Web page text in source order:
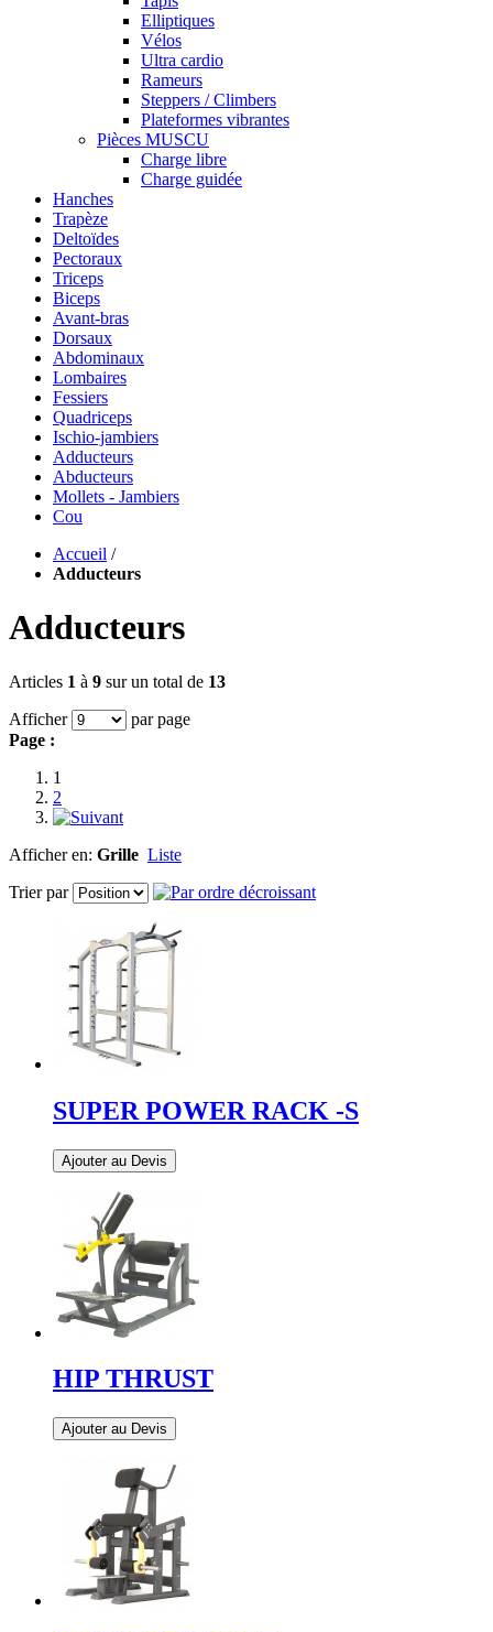
Elliptiques
Vélos
Ultra cardio
Rameurs
Steppers / Climbers
Plateformes vibrantes
Pièces MUSCU
Charge libre
Charge guidée
Hanches
Trapèze
Deltoïdes
Pectoraux
Triceps
Biceps
Avant-bras
Dorsaux
Abdominaux
Lombaires
Fessiers
Quadriceps
Ischio-jambiers
Adducteurs
Abducteurs
Mollets - Jambiers
Cou
Accueil /
Adducteurs
Adducteurs
Articles 1 à 9 sur un total de 13
Afficher
par page
Page :
1
2
Afficher en: Grille Liste
Trier par
SUPER POWER RACK -S
Ajouter au Devis
HIP THRUST
Ajouter au Devis